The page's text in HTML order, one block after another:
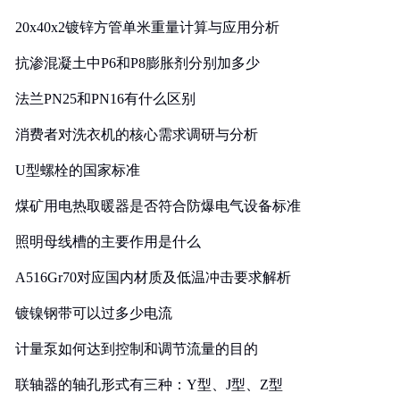
20x40x2镀锌方管单米重量计算与应用分析
抗渗混凝土中P6和P8膨胀剂分别加多少
法兰PN25和PN16有什么区别
消费者对洗衣机的核心需求调研与分析
U型螺栓的国家标准
煤矿用电热取暖器是否符合防爆电气设备标准
照明母线槽的主要作用是什么
A516Gr70对应国内材质及低温冲击要求解析
镀镍钢带可以过多少电流
计量泵如何达到控制和调节流量的目的
联轴器的轴孔形式有三种：Y型、J型、Z型